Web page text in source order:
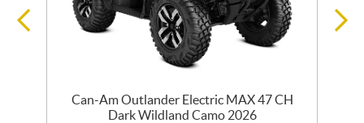
Can-Am Outlander Electric MAX 47 CH
Dark Wildland Camo 2026